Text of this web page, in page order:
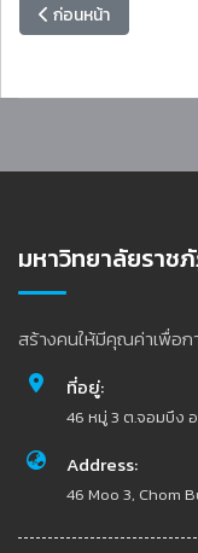
เนื้อหาก่อนหน้า: วิทยา
ก่อนหน้า
มหาวิทยาลัยราช
สร้างคนให้มีคุณค่าเพื่อ
ที่อยู่:
46 หมู่ 3 ต.จอมบึง
Address:
46 Moo 3, Chom